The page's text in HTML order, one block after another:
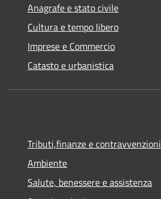
Anagrafe e stato civile
Cultura e tempo libero
Imprese e Commercio
Catasto e urbanistica
Tributi,finanze e contravvenzioni
Ambiente
Salute, benessere e assistenza